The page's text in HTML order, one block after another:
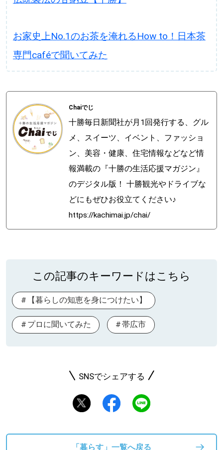
お家史上No.1のお茶を淹れるHow to！日本茶
専門caféで聞いてみた
Chaiでじ
十勝毎日新聞社が月1回発行する、グル
メ、スイーツ、イベント、ファッショ
ン、美容・健康、住宅情報などなど情
報満載の『十勝の生活応援マガジン』
のデジタル版！ 十勝観光やドライブな
どにもぜひお役立てください♪
https://kachimai.jp/chai/
この記事のキーワードはこちら
【暮らしの知恵を身につけたい】
プロに聞いてみた 帯広市
SNSでシェアする
「暮らす」一覧へ戻る